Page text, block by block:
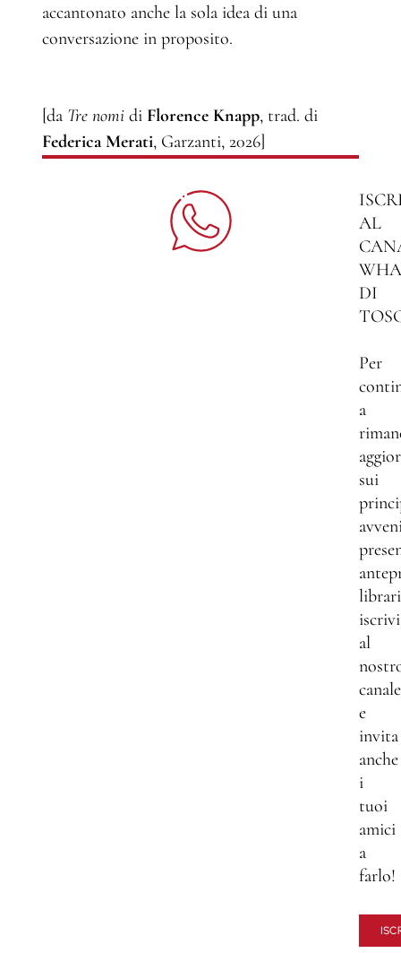
accantonato anche la sola idea di una
conversazione in proposito.
[da Tre nomi di Florence Knapp, trad. di
Federica Merati, Garzanti, 2026]
AL
DI
Per
a
sui
al
canale
e
invita
anche
i
tuoi
amici
a
farlo!